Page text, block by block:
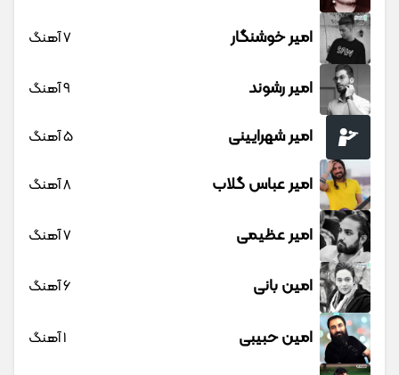
امیر خوشنگار 7 آهنگ
امیر رشوند 9 آهنگ
امیر شهرایینی 5 آهنگ
امیر عباس گلاب 8 آهنگ
امیر عظیمی 7 آهنگ
امین بانی 6 آهنگ
امین حبیبی 1 آهنگ